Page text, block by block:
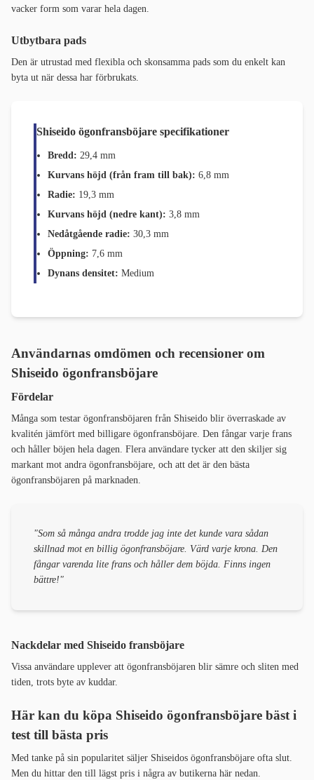
vacker form som varar hela dagen.
Utbytbara pads
Den är utrustad med flexibla och skonsamma pads som du enkelt kan
byta ut när dessa har förbrukats.
Shiseido ögonfransböjare specifikationer
Bredd: 29,4 mm
Kurvans höjd (från fram till bak): 6,8 mm
Radie: 19,3 mm
Kurvans höjd (nedre kant): 3,8 mm
Nedåtgående radie: 30,3 mm
Öppning: 7,6 mm
Dynans densitet: Medium
Användarnas omdömen och recensioner om
Shiseido ögonfransböjare
Fördelar
Många som testar ögonfransböjaren från Shiseido blir överraskade av
kvalitén jämfört med billigare ögonfransböjare. Den fångar varje frans
och håller böjen hela dagen. Flera användare tycker att den skiljer sig
markant mot andra ögonfransböjare, och att det är den bästa
ögonfransböjaren på marknaden.
"Som så många andra trodde jag inte det kunde vara sådan
skillnad mot en billig ögonfransböjare. Värd varje krona. Den
fångar varenda lite frans och håller dem böjda. Finns ingen
bättre!"
Nackdelar med Shiseido fransböjare
Vissa användare upplever att ögonfransböjaren blir sämre och sliten med
tiden, trots byte av kuddar.
Här kan du köpa Shiseido ögonfransböjare bäst i
test till bästa pris
Med tanke på sin popularitet säljer Shiseidos ögonfransböjare ofta slut.
Men du hittar den till lägst pris i några av butikerna här nedan.